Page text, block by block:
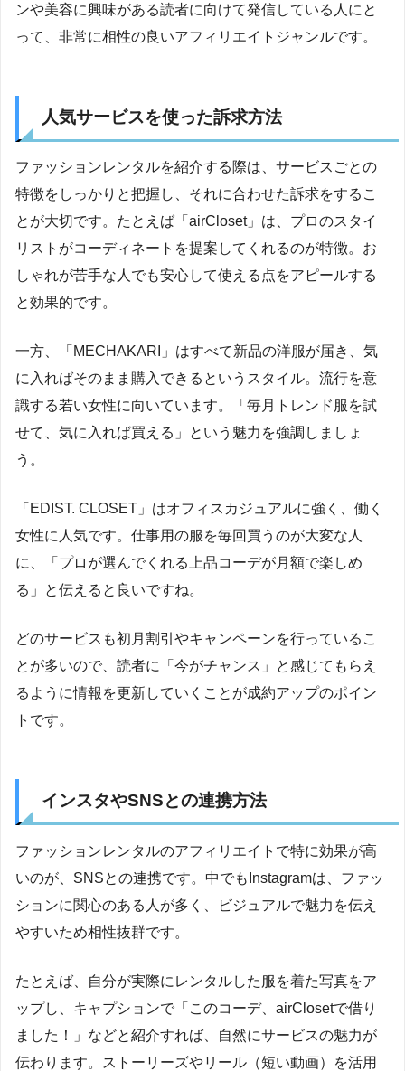
ンや美容に興味がある読者に向けて発信している人にと
って、非常に相性の良いアフィリエイトジャンルです。
人気サービスを使った訴求方法
ファッションレンタルを紹介する際は、サービスごとの
特徴をしっかりと把握し、それに合わせた訴求をするこ
とが大切です。たとえば「airCloset」は、プロのスタイ
リストがコーディネートを提案してくれるのが特徴。お
しゃれが苦手な人でも安心して使える点をアピールする
と効果的です。
一方、「MECHAKARI」はすべて新品の洋服が届き、気
に入ればそのまま購入できるというスタイル。流行を意
識する若い女性に向いています。「毎月トレンド服を試
せて、気に入れば買える」という魅力を強調しましょ
う。
「EDIST. CLOSET」はオフィスカジュアルに強く、働く
女性に人気です。仕事用の服を毎回買うのが大変な人
に、「プロが選んでくれる上品コーデが月額で楽しめ
る」と伝えると良いですね。
どのサービスも初月割引やキャンペーンを行っているこ
とが多いので、読者に「今がチャンス」と感じてもらえ
るように情報を更新していくことが成約アップのポイン
トです。
インスタやSNSとの連携方法
ファッションレンタルのアフィリエイトで特に効果が高
いのが、SNSとの連携です。中でもInstagramは、ファッ
ションに関心のある人が多く、ビジュアルで魅力を伝え
やすいため相性抜群です。
たとえば、自分が実際にレンタルした服を着た写真をア
ップし、キャプションで「このコーデ、airClosetで借り
ました！」などと紹介すれば、自然にサービスの魅力が
伝わります。ストーリーズやリール（短い動画）を活用